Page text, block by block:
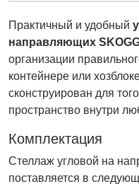
Практичный и удобный
направляющих
организации
контейнере или
сконструирован для
пространство внутри
Комплектация
Стеллаж угловой на
поставляется в